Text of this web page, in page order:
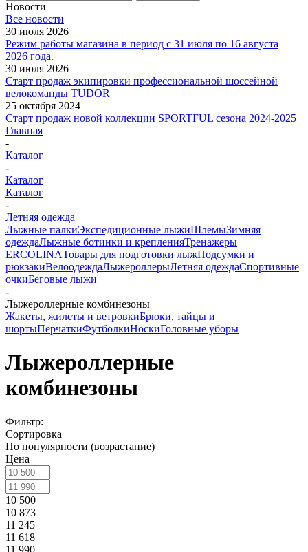
Новости
Все новости
30 июля 2026
Режим работы магазина в период с 31 июля по 16 августа
2026 года.
30 июля 2026
Старт продаж экипировки профессиональной шоссейной
велокоманды TUDOR
25 октября 2024
Старт продаж новой коллекции SPORTFUL сезона 2024-2025
Главная
-
Каталог
-
Каталог
Каталог
-
Летняя одежда
Лыжные палкиЭкспедиционные лыжиШлемыЗимняя
одеждаЛыжные ботинки и крепленияТренажеры
ERCOLINAТовары для подготовки лыжПодсумки и
рюкзакиВелоодеждаЛыжероллерыЛетняя одеждаСпортивные
очкиБеговые лыжи
-
Лыжероллерные комбинезоны
Жакеты, жилеты и ветровкиБрюки, тайцы и
шортыПерчаткиФутболкиНоскиГоловные уборы
Лыжероллерные
комбинезоны
Фильтр:
Сортировка
По популярности (возрастание)
Цена
10 500
10 873
11 245
11 618
11 990